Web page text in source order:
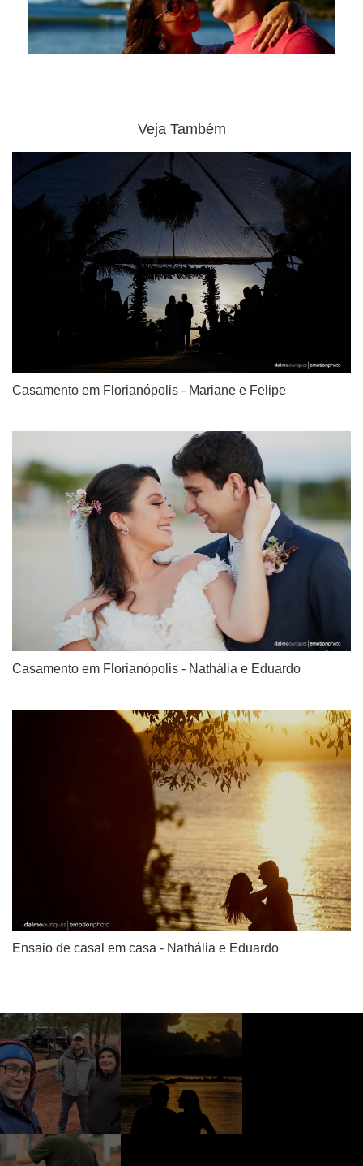
Veja Também
Casamento em Florianópolis - Mariane e Felipe
Casamento em Florianópolis - Nathália e Eduardo
Ensaio de casal em casa - Nathália e Eduardo